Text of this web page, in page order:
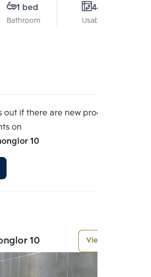
1 bed
Bathroom
44 Sq.m.
Usable area
out if there are new program
on
10
10 View More